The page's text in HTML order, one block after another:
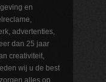
en
advertenties,
dan 25 jaar
creativiteit,
wij u de best
alles op